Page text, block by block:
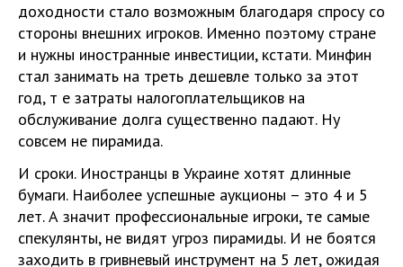
доходности стало возможным благодаря спросу со
стороны внешних игроков. Именно поэтому стране
и нужны иностранные инвестиции, кстати. Минфин
стал занимать на треть дешевле только за этот
год, т е затраты налогоплательщиков на
обслуживание долга существенно падают. Ну
совсем не пирамида.
И сроки. Иностранцы в Украине хотят длинные
бумаги. Наиболее успешные аукционы – это 4 и 5
лет. А значит профессиональные игроки, те самые
спекулянты, не видят угроз пирамиды. И не боятся
заходить в гривневый инструмент на 5 лет, ожидая